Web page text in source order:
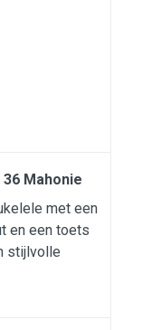
Mahonie
met een
en een toets
stijlvolle